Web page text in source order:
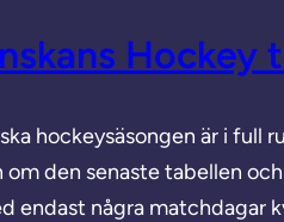
Hockey
hockeysäsongen är i
den senaste tabellen
endast några matchdagar